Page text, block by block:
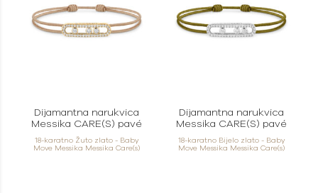
Dijamantna narukvica
Messika CARE(S) pavé
18-karatno Žuto zlato - Baby
Move Messika Messika Care(s)
Dijamantna narukvica
Messika CARE(S) pavé
18-karatno Bijelo zlato - Baby
Move Messika Messika Care(s)